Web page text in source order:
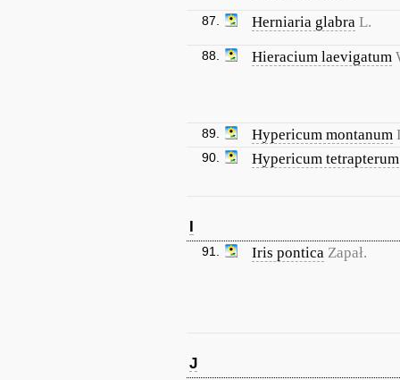
87. Herniaria glabra L.
88. Hieracium laevigatum
89. Hypericum montanum
90. Hypericum tetrapterum
I
91. Iris pontica Zapał.
J